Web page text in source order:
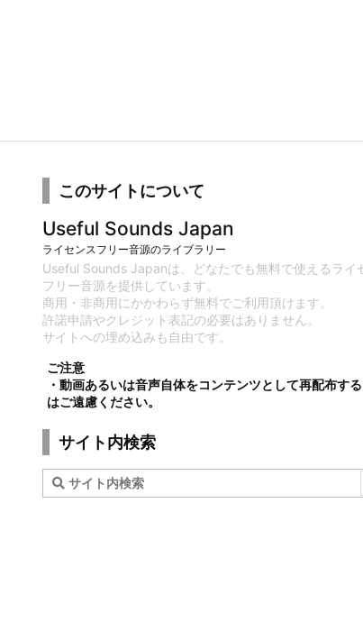
このサイトについて
Useful Sounds Japan
ライセンスフリー音源のライブラリー
Useful Sounds Japanは、どなたでも無料で使えるライ
フリー音源を提供しています。
商用・非商用にかかわらず無料でご利用頂けます。
許諾申請やクレジット表記の必要はありません。
サイトへの埋め込みも自由です。
ご注意
・動画あるいは音声自体をコンテンツとして再配布す
はご遠慮ください。
サイト内検索